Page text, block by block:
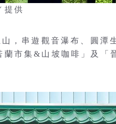
提供
，串遊觀音瀑布、圓潭
市集&山坡咖啡」及「